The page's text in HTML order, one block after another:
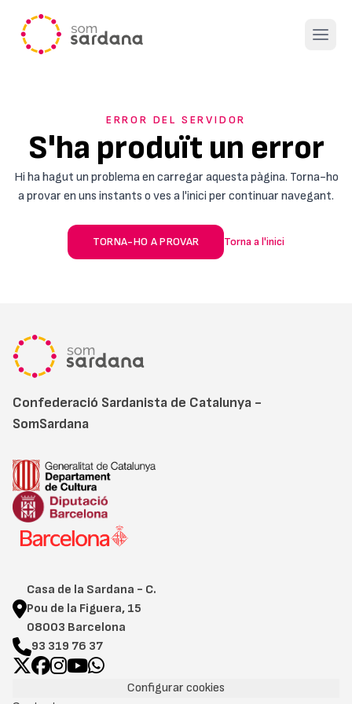
Open
ERROR DEL SERVIDOR
S'ha produït un error
Hi ha hagut un problema en carregar aquesta pàgina. Torna-ho
a provar en uns instants o ves a l'inici per continuar navegant.
TORNA-HO A PROVAR Torna a l'inici
Confederació Sardanista de Catalunya -
SomSardana
Casa de la Sardana - C.
Pou de la Figuera, 15
08003 Barcelona
93 319 76 37
Configurar cookies